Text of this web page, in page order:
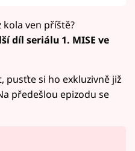
ven příště?
díl seriálu 1. MISE ve
pusťte si ho exkluzivně již
předešlou epizodu se